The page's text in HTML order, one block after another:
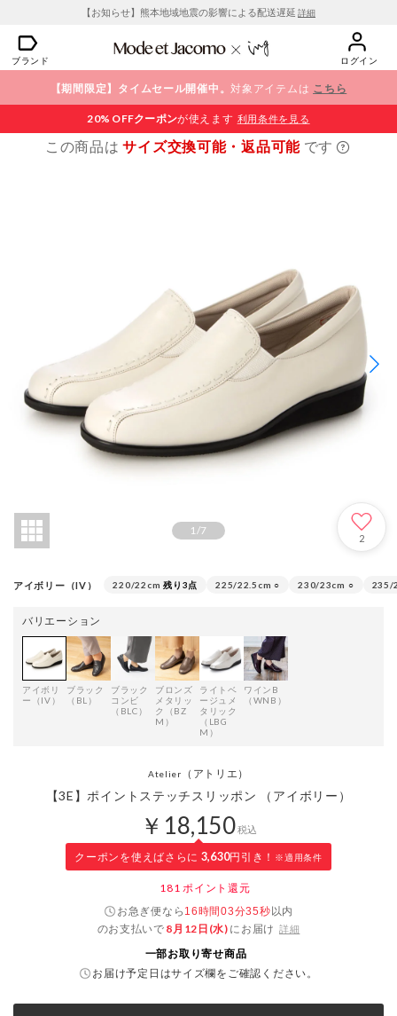
【お知らせ】熊本地域地震の影響による配送遅延 詳細
ブランド ログイン
【期間限定】タイムセール開催中。対象アイテムは こちら
20% OFFクーポンが使えます 利用条件を見る
この商品はサイズ交換可能・返品可能 です
1/7
2
アイボリー（IV） 220/22cm 残り3点 225/22.5cm ○ 230/23cm ○ 235/
バリエーション
アイボリ
ー（IV）
ブラック
（BL）
ブラック
コンビ
（BLC）
ブロンズ
メタリッ
ク（BZ
M）
ライトベ
ージュメ
タリック
（LBG
M）
ワインB
（WNB）
Atelier （アトリエ）
【3E】ポイントステッチスリッポン （アイボリー）
￥18,150税込
クーポンを使えばさらに 3,630円引き！ ※適用条件
181 ポイント還元
お急ぎ便なら 16時間03分34秒以内
のお支払いで 8月12日(水) にお届け 詳細
一部お取り寄せ商品
お届け予定日はサイズ欄をご確認ください。